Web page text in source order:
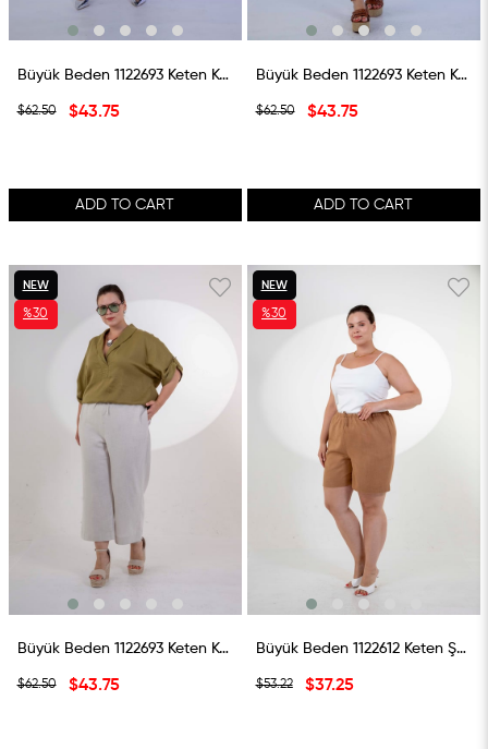
Büyük Beden 1122693 Keten Kapri Siyah
$43.75
$62.50
ADD TO CART
Büyük Beden 1122693 Keten Kapri Lacivert
$43.75
$62.50
ADD TO CART
Büyük Beden 1122693 Keten Kapri Bej
$43.75
$62.50
NEW
ITEM
%30
Büyük Beden 1122612 Keten Şort Camel
$37.25
$53.22
NEW
ITEM
%30